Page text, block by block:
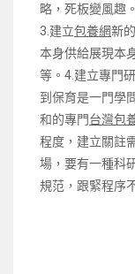
略，死板變風趣
3.建立包養網新
本身供給展現本
等。4.建立專門
到保育是一門學
和的專門台灣包
程度，建立關註
場，要有一種科
規范，跟緊程序